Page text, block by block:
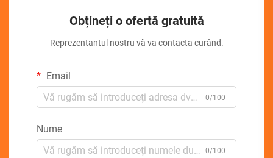
Obțineți o ofertă gratuită
Reprezentantul nostru vă va contacta curând.
Email
0/100
Nume
0/100